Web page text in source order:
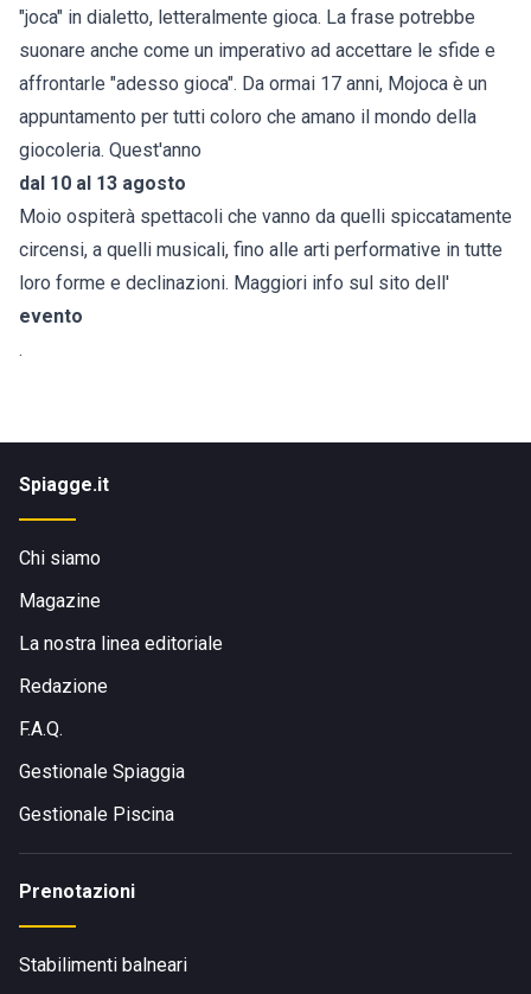
"joca" in dialetto, letteralmente gioca. La frase potrebbe
suonare anche come un imperativo ad accettare le sfide e
affrontarle "adesso gioca". Da ormai 17 anni, Mojoca è un
appuntamento per tutti coloro che amano il mondo della
giocoleria. Quest'anno
dal 10 al 13 agosto
Moio ospiterà spettacoli che vanno da quelli spiccatamente
circensi, a quelli musicali, fino alle arti performative in tutte
loro forme e declinazioni. Maggiori info sul sito dell'
evento
.
Spiagge.it
Chi siamo
Magazine
La nostra linea editoriale
Redazione
F.A.Q.
Gestionale Spiaggia
Gestionale Piscina
Prenotazioni
Stabilimenti balneari